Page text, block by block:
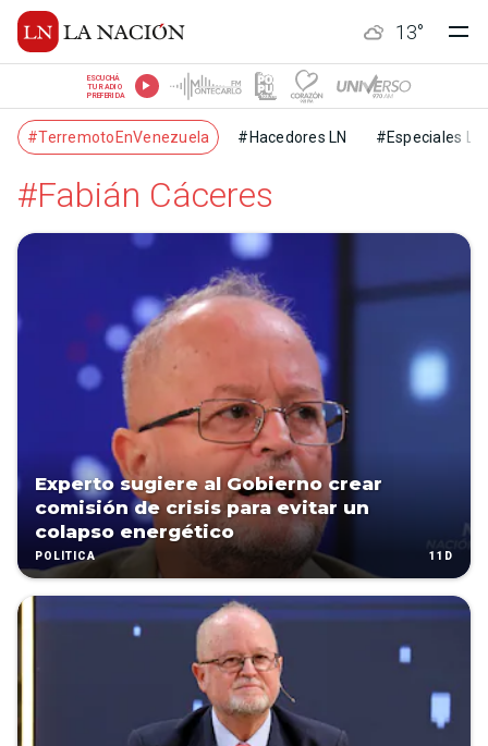
13°
ESCUCHÁ
TU RADIO
PREFERIDA
#TerremotoEnVenezuela #Hacedores LN #Especiales LN
#Fabián Cáceres
Experto sugiere al Gobierno crear
comisión de crisis para evitar un
colapso energético
POLÍTICA 11D